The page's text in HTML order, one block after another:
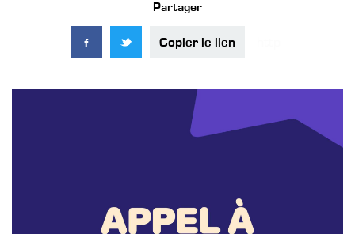
Partager
Copier le lien